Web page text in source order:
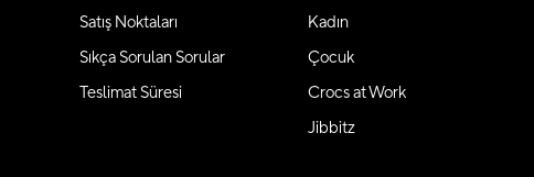
Satış Noktaları
Sıkça Sorulan Sorular
Teslimat Süresi
Kadın
Çocuk
Crocs at Work
Jibbitz